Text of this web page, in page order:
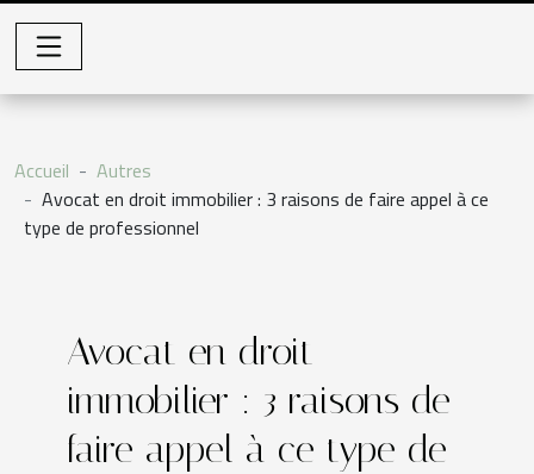
Accueil
Autres
Avocat en droit immobilier : 3 raisons de faire appel à ce
type de professionnel
Avocat en droit
immobilier : 3 raisons de
faire appel à ce type de